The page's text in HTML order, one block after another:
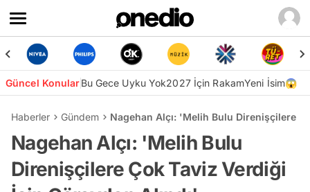
Güncel KonularBu Gece Uyku Yok2027 İçin RakamYeni İsim😱
Haberler Gündem Nagehan Alçı: 'Melih Bulu Direnişçilere
Nagehan Alçı: 'Melih Bulu
Direnişçilere Çok Taviz Verdiği